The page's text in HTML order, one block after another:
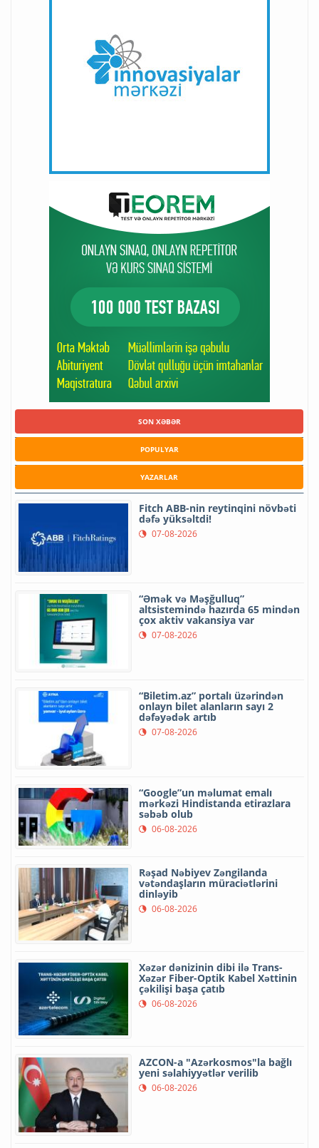
SON XƏBƏR
POPULYAR
YAZARLAR
Fitch ABB-nin reytinqini növbəti
dəfə yüksəltdi!
07-08-2026
“Əmək və Məşğulluq”
altsistemində hazırda 65 mindən
çox aktiv vakansiya var
07-08-2026
“Biletim.az” portalı üzərindən
onlayn bilet alanların sayı 2
dəfəyədək artıb
07-08-2026
“Google”un məlumat emalı
mərkəzi Hindistanda etirazlara
səbəb olub
06-08-2026
Rəşad Nəbiyev Zəngilanda
vətəndaşların müraciətlərini
dinləyib
06-08-2026
Xəzər dənizinin dibi ilə Trans-
Xəzər Fiber-Optik Kabel Xəttinin
çəkilişi başa çatıb
06-08-2026
AZCON-a "Azərkosmos"la bağlı
yeni səlahiyyətlər verilib
06-08-2026